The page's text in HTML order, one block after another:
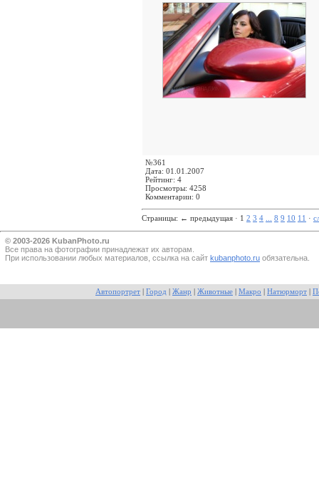
№361
Дата: 01.01.2007
Рейтинг: 4
Просмотры: 4258
Комментарии: 0
Страницы: ← предыдущая · 1 2 3 4 8 9 10 11 ·
© 2003-2026 KubanPhoto.ru
Все прaва на фотографии принадлежат их авторам.
При использовании любых материалов, ссылка на сайт kubanphoto.ru обязательна.
Автопортрет Город Жанр Животные Макро Натюрморт